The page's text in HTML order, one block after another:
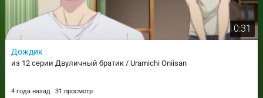
0:31
Дождик
из 12 серии Двуличный братик / Uramichi Oniisan
4 года назад 31 просмотр